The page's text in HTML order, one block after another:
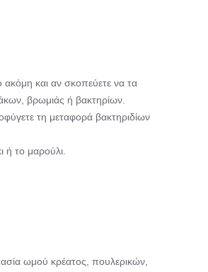
και αν σκοπεύετε να τα
βρωμιάς ή βακτηρίων.
τη μεταφορά βακτηριδίων
το μαρούλι.
ωμού κρέατος, πουλερικών,